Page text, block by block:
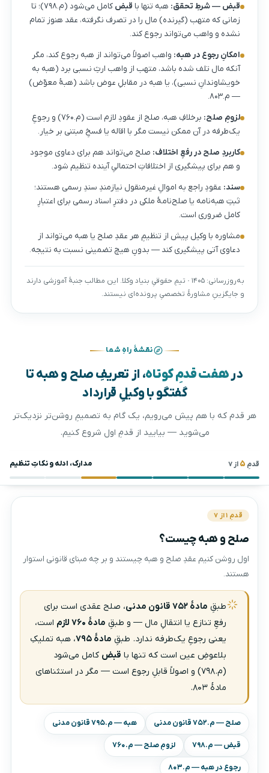
قبض — شرطِ تحقق: هبه تنها با قبض
کامل می‌شود (م.۷۹۸)؛ تا
زمانی که متهب (گیرنده) مال را در تصرف نگرفته، عقد هنوز تمام
نشده و واهب می‌تواند رجوع کند.
امکانِ رجوع در هبه: واهب اصولاً می‌تواند از هبه رجوع کند، مگر
آنکه مال تلف شده باشد، متهب از واهب ارثِ نسبی برد (هبه به
خویشاوندانِ نسبی)، یا هبه در مقابلِ عوض باشد (هبهٔ معوّض)
— م.۸۰۳.
لزومِ صلح:
برخلافِ هبه، صلح از عقودِ لازم است (م.۷۶۰) و رجوعِ
یک‌طرفه در آن ممکن نیست مگر با اقاله یا فسخِ مبتنی بر خیار.
کاربردِ صلح در رفعِ اختلاف: صلح می‌تواند هم برای دعاوی موجود
و هم برای پیشگیری از اختلافاتِ احتمالیِ آینده تنظیم شود.
سند: عقودِ راجع به اموالِ غیرمنقول نیازمندِ سندِ رسمی هستند؛
ثبتِ هبه‌نامه یا صلح‌نامهٔ ملکی در دفترِ اسناد رسمی برای اعتبارِ
کامل ضروری است.
مشاوره با وکیل پیش از تنظیمِ هر عقدِ صلح یا هبه می‌تواند از
دعاوی آتی پیشگیری کند — بدونِ هیچ تضمینی نسبت به نتیجه.
به‌روزرسانی: ۱۴۰۵ · تیمِ حقوقیِ بنیاد وکلا. این مطالب جنبهٔ آموزشی دارند
و جایگزینِ مشاورهٔ تخصصیِ پرونده‌ای نیستند.
نقشهٔ راهِ شما
درهفت قدمِ کوتاه، از تعریفِ صلح و هبه تا
گفتگو با وکیلِ قرارداد
هر قدم که با هم پیش می‌رویم، یک گام به تصمیمِ روشن‌تر نزدیک‌تر
می‌شوید — بیایید از قدمِ اول شروع کنیم.
قدمِ ۵ از ۷ مدارک، ادله و نکاتِ تنظیم
قدمِ ۱ از ۷
صلح و هبه چیست؟
اول روشن کنیم عقدِ صلح و هبه چیستند و بر چه مبنای قانونی استوار
هستند.
طبقِ مادهٔ ۷۵۲ قانون مدنی
، صلح عقدی است برای
رفعِ تنازع یا انتقالِ مال — و طبقِ مادهٔ ۷۶۰ لازم
است،
یعنی رجوعِ یک‌طرفه ندارد. طبقِ مادهٔ ۷۹۵
، هبه تملیکِ
بلاعوضِ عین است که تنها با قبض کامل می‌شود
(م.۷۹۸) و اصولاً قابلِ رجوع است — مگر در استثناهای
مادهٔ ۸۰۳.
صلح — م.۷۵۲ قانون مدنی هبه — م.۷۹۵ قانون مدنی
قبض — م.۷۹۸ لزومِ صلح — م.۷۶۰
رجوع در هبه — م.۸۰۳